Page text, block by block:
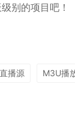
别的项目吧！
播源 M3U播